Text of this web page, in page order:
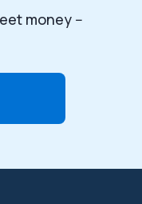
money --